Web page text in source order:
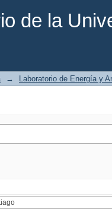
de la
→ Laboratorio de Energía y